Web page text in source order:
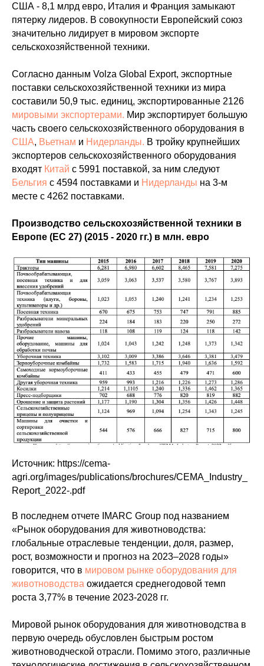
США - 8,1 млрд евро, Италия и Франция замыкают
пятерку лидеров. В совокупности Европейский союз
значительно лидирует в мировом экспорте
сельскохозяйственной техники.
Согласно данным Volza Global Export, экспортные
поставки сельскохозяйственной техники из мира
составили 50,9 тыс. единиц, экспортированные 2126
мировыми экспортерами. Мир экспортирует большую
часть своего сельскохозяйственного оборудования в
США, Вьетнам и Нидерланды. В тройку крупнейших
экспортеров сельскохозяйственного оборудования
входят Китай с 5991 поставкой, за ним следуют
Бельгия с 4594 поставками и Нидерланды на 3-м
месте с 4262 поставками.
Производство сельскохозяйственной техники в
Европе (ЕС 27) (2015 - 2020 гг.) в млн. евро
Источник: https://cema-
agri.org/images/publications/brochures/CEMA_Industry_
Report_2022-.pdf
В последнем отчете IMARC Group под названием
«Рынок оборудования для животноводства:
глобальные отраслевые тенденции, доля, размер,
рост, возможности и прогноз на 2023–2028 годы»
говорится, что в мировом рынке оборудования для
животноводства ожидается среднегодовой темп
роста 3,77% в течение 2023-2028 гг.
Мировой рынок оборудования для животноводства в
первую очередь обусловлен быстрым ростом
животноводческой отрасли. Помимо этого, различные